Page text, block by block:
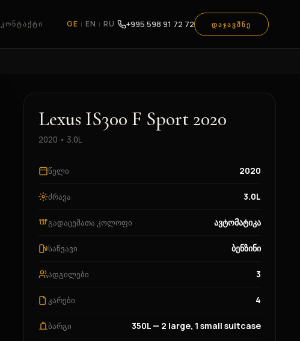
ᲙᲝᲜᲢᲐᲥᲢᲘ GE | EN | RU +995 598 91 72 72 ᲓᲐᲯᲐᲕᲨᲜᲔ
Lexus IS300 F Sport 2020
2020 • 3.0L
წელი 2020
ძრავა 3.0L
გადაცემათა კოლოფი ავტომატიკა
საწვავი ბენზინი
ადგილები 3
კარები 4
ბარგი 350L — 2 large, 1 small suitcase